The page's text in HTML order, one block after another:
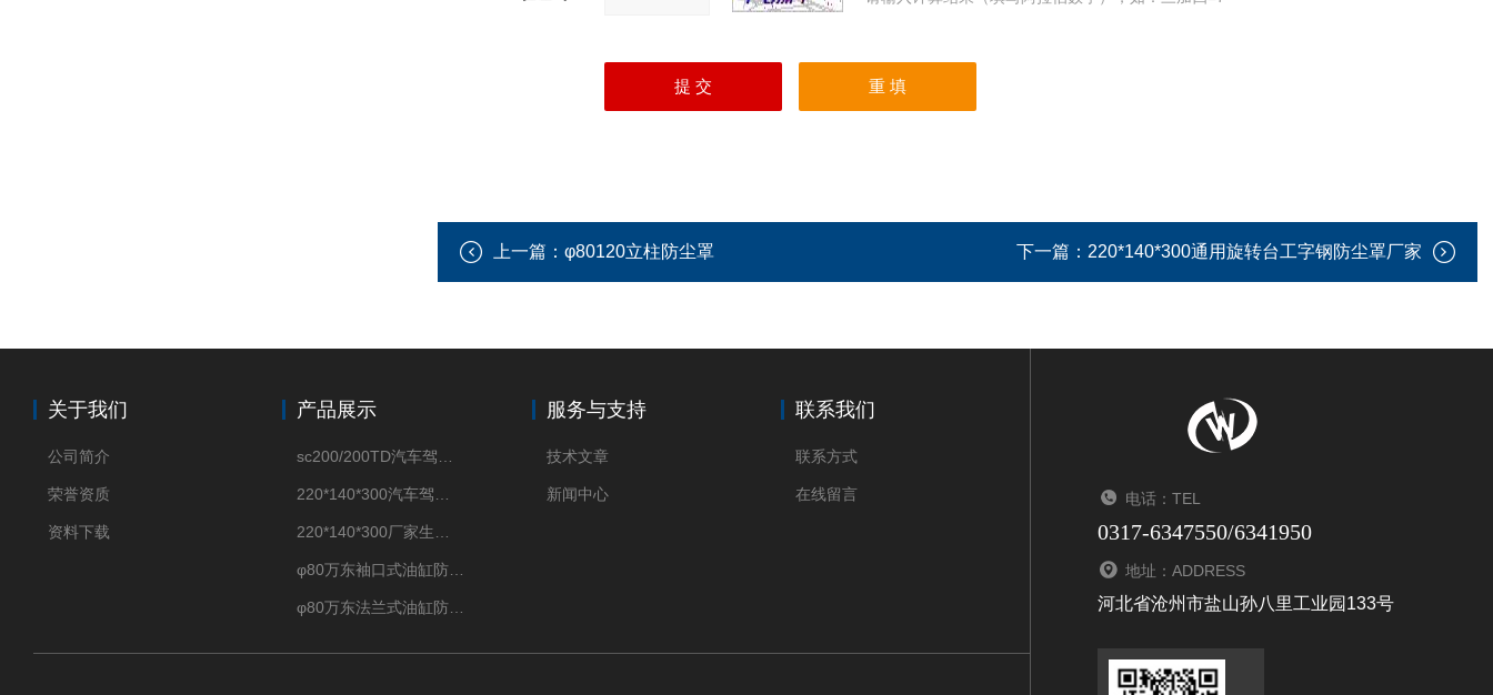
上一篇： φ80120立柱防尘罩 下一篇： 220*140*300通用旋转台工字钢防尘罩厂家
关于我们
公司简介
荣誉资质
资料下载
产品展示 服务与支持
技术文章
新闻中心
联系我们
联系方式
在线留言 电话：TEL
0317-6347550/6341950
地址：ADDRESS
河北省沧州市盐山孙八里工业园133号